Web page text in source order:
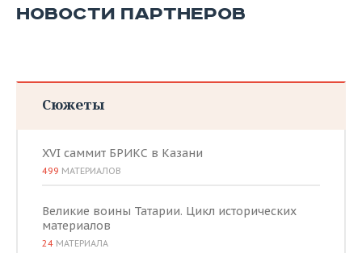
НОВОСТИ ПАРТНЕРОВ
Сюжеты
XVI саммит БРИКС в Казани
499 МАТЕРИАЛОВ
Великие воины Татарии. Цикл исторических
материалов
24 МАТЕРИАЛА